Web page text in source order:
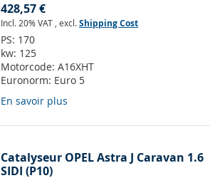
428,57 €
Incl. 20% VAT , excl.Shipping Cost
PS: 170
kw: 125
Motorcode: A16XHT
Euronorm: Euro 5
En savoir plus
Catalyseur OPEL Astra J Caravan 1.6
SIDI (P10)